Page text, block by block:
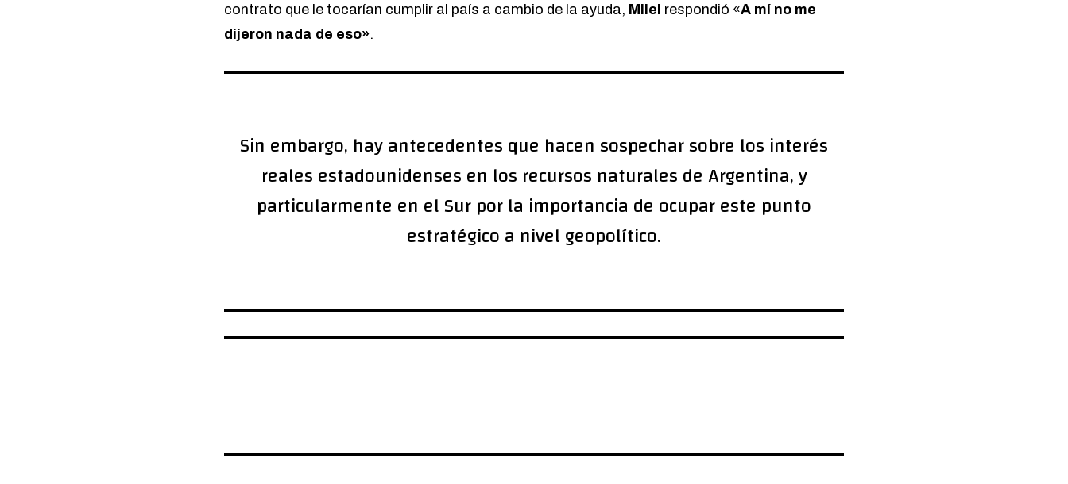
contrato que le tocarían cumplir al país a cambio de la ayuda, Milei respondió «A mí no me
dijeron nada de eso».
Sin embargo, hay antecedentes que hacen sospechar sobre los interés
reales estadounidenses en los recursos naturales de Argentina, y
particularmente en el Sur por la importancia de ocupar este punto
estratégico a nivel geopolítico.